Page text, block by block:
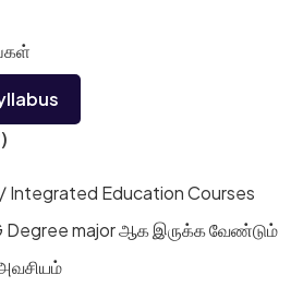
Integrated Education Courses
Degree major ஆக இருக்க வேண்டும்